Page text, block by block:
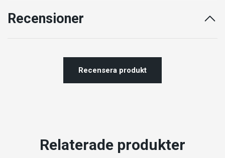
Recensioner
Recensera produkt
Relaterade produkter